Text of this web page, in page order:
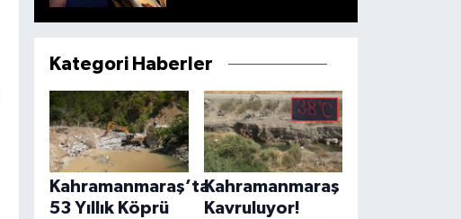
Kategori Haberler
Kahramanmaraş’ta
53 Yıllık Köprü
Kahramanmaraş
Kavruluyor!